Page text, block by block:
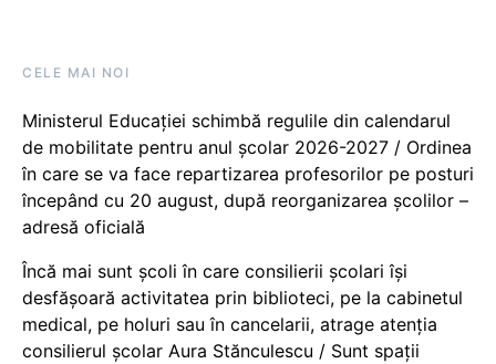
CELE MAI NOI
Ministerul Educației schimbă regulile din calendarul
de mobilitate pentru anul școlar 2026-2027 / Ordinea
în care se va face repartizarea profesorilor pe posturi
începând cu 20 august, după reorganizarea școlilor –
adresă oficială
Încă mai sunt școli în care consilierii școlari își
desfășoară activitatea prin biblioteci, pe la cabinetul
medical, pe holuri sau în cancelarii, atrage atenția
consilierul școlar Aura Stănculescu / Sunt spații